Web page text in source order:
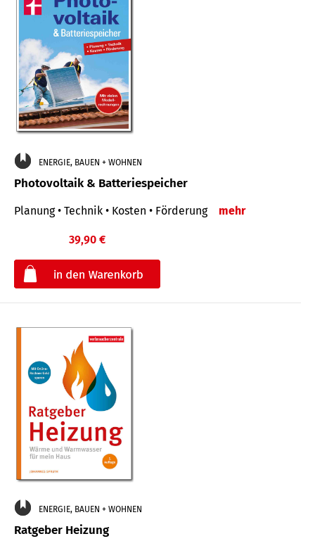
ENERGIE, BAUEN + WOHNEN
Photovoltaik & Batteriespeicher
Planung • Technik • Kosten • Förderung mehr
39,90 €
ENERGIE, BAUEN + WOHNEN
Ratgeber Heizung